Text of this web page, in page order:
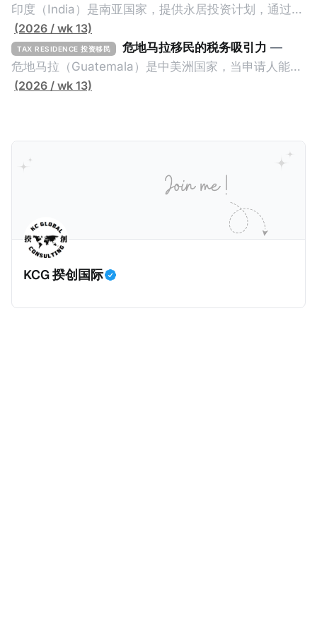
资50万欧元意大利股票； * 投资25万欧元于创新初创
企业；或 * 向意大利公共利益项目捐赠100万欧元。 当
投资者在居留许可证有效期的两年内保持投资，则可以
在居留证到期日前至少60天申请续签3年。当投资者经
过五年的实际居留（每年在意大利停留270天），申请
吸引力吗？我们来看看：
印度（India）是南亚国家，提供永居投资计划，通过满
足特定的标准获得居留权。印度的永居投资计划要求申
请人透过外国直接投资（FDI）途径投资印度： * 申请
人必须在18个月内投资至少1亿卢比（约合773万人民
币）或36个月内投资至少2.5亿卢比（约合1933万人民
的财务能力和专业知识； * 申请人必须在印度就业务注
册公司，并提供公司注册证书和注册企业的介绍/支持信
并提供有关投资将如何为印度经济做出贡献的详细计
申请。申请人在印度居住共12年后有资格申请印度公民
身份，包括在申请前连续居住11年，短暂缺席的少数例
外。由于印度不允许双重国籍，申请人必须放弃其原始
(2026 / wk 13)
TAX RESIDENCE 投资移民 危地马拉移民的税务吸引力 —
危地马拉（Guatemala）是中美洲国家，当申请人能够
证明被动收入或养老金收入，那么可以申请永久居留计
增加300美元（折合约人民币2千）。 申请人提交材料
包括：申请表、护照、无犯罪证明，以及最后一次进入
危地马拉的证明，且材料必须公证并翻译成西班牙语。
在危地马拉居住至少五年、具备流利西班牙语、对当地
历史文化有认识，就可以入籍成为危地马拉公民。 那
么，危地马拉的税务政策有吸引力吗？我们来看看：
(2026 / wk 13)
KCG 揆创国际